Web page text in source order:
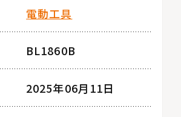
電動工具
BL1860B
2025年06月11日